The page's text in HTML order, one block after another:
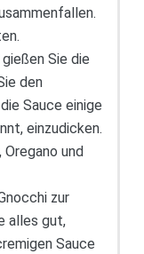
Sie die
den
Sauce einige
einzudicken.
und
zur
alles gut,
Sauce